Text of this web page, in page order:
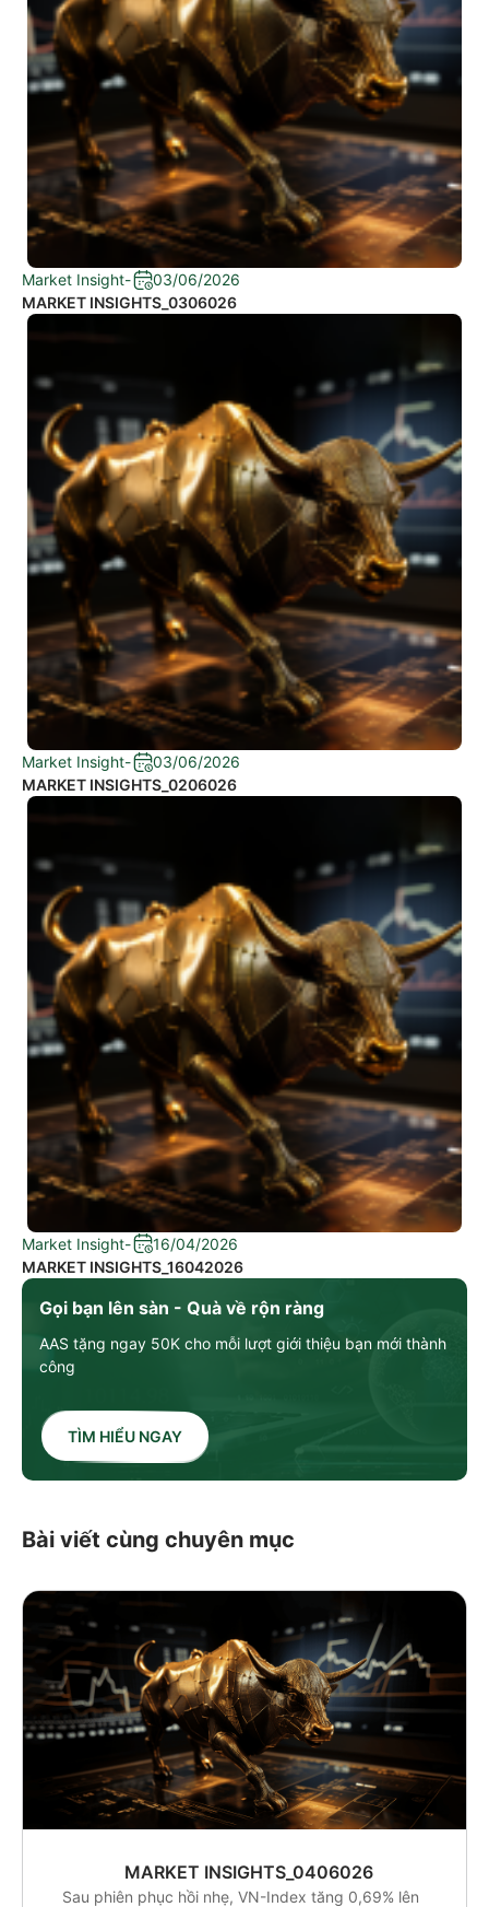
Gọi bạn lên sàn - Quà về rộn ràng
AAS tặng ngay 50K cho mỗi lượt giới thiệu bạn mới thành
công
TÌM HIỂU NGAY
Market Insight-
03/06/2026
MARKET INSIGHTS_0306026
Market Insight-
03/06/2026
MARKET INSIGHTS_0206026
Market Insight-
16/04/2026
MARKET INSIGHTS_16042026
Bài viết cùng chuyên mục
MARKET INSIGHTS_0406026
Sau phiên phục hồi nhẹ, VN-Index tăng 0,69% lên